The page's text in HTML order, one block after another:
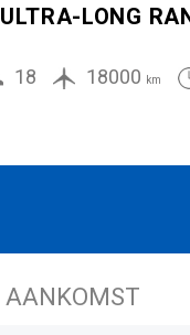
ULTRA-LONG
18 18000 km
AANKOMST